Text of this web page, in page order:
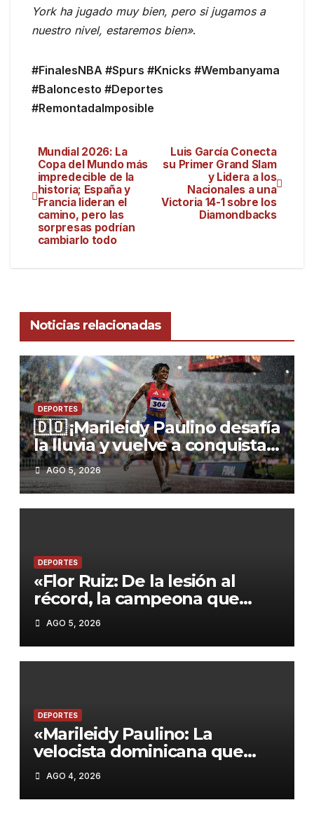
York ha jugado muy bien, pero si jugamos a
nuestro nivel, estaremos bien».
#FinalesNBA #Spurs #Knicks #Wembanyama
#Baloncesto #Deportes
#RemontadaImposible
Luis García Conecta
su Primer Grand Slam
y Lidera a los
Nacionales a una
Victoria 14-1 sobre los
Diamondbacks
Mundial 2026: La
Copa del Mundo más
impredecible de la
historia; España y
Francia lideran el
camino, pero las
sorpresas podrían
cambiarlo todo
Noticias relacionadas
DEPORTES
🇩🇴 ¡Marileidy Paulino desafía
la lluvia y vuelve a conquistar
el oro!
AGO 5, 2026
DEPORTES
«Flor Ruiz: De la lesión al
récord, la campeona que
inspiró a Colombia en Santo
Domingo 2026»
AGO 5, 2026
DEPORTES
«Marileidy Paulino: La
velocista dominicana que
enciende los Juegos
Centroamericanos 2026»
AGO 4, 2026